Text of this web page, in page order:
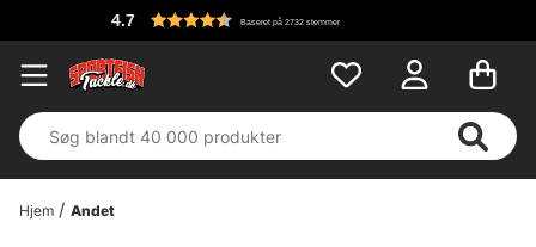
4.7 Baseret på 2732 stemmer
Hjem Andet